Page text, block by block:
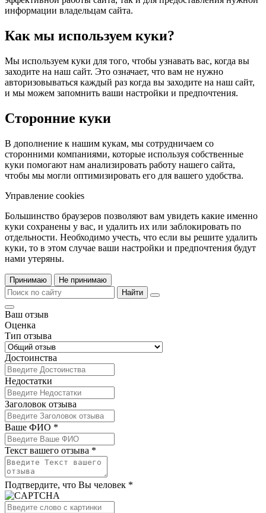
информации владельцам сайта.
Как мы используем куки?
Мы используем куки для того, чтобы узнавать вас, когда вы
заходите на наш сайт. Это означает, что вам не нужно
авторизовываться каждый раз когда вы заходите на наш сайт,
и мы можем запомнить ваши настройки и предпочтения.
Сторонние куки
В дополнение к нашим кукам, мы сотрудничаем со
сторонними компаниями, которые используя собственные
куки помогают нам анализировать работу нашего сайта,
чтобы мы могли оптимизировать его для вашего удобства.
Управление cookies
Большинство браузеров позволяют вам увидеть какие именно
куки сохранены у вас, и удалить их или заблокировать по
отдельности. Необходимо учесть, что если вы решите удалить
куки, то в этом случае ваши настройки и предпочтения будут
нами утеряны.
Принимаю
Не принимаю
Найти
Ваш отзыв
Оценка
Тип отзыва
Достоинства
Недостатки
Заголовок отзыва
Ваше ФИО *
Текст вашего отзыва *
Подтвердите, что Вы человек *